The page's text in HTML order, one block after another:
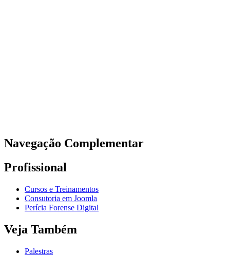
Navegação Complementar
Profissional
Cursos e Treinamentos
Consutoria em Joomla
Perícia Forense Digital
Veja Também
Palestras